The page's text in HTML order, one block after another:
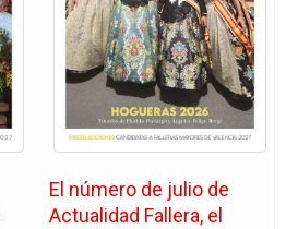
El número de julio de
Actualidad Fallera, el